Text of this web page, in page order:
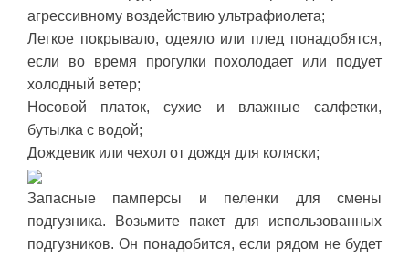
агрессивному воздействию ультрафиолета;
Легкое покрывало, одеяло или плед понадобятся,
если во время прогулки похолодает или подует
холодный ветер;
Носовой платок, сухие и влажные салфетки,
бутылка с водой;
Дождевик или чехол от дождя для коляски;
Запасные памперсы и пеленки для смены
подгузника. Возьмите пакет для использованных
подгузников. Он понадобится, если рядом не будет